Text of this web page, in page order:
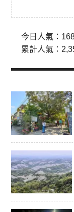
今日人氣：
累計人氣：